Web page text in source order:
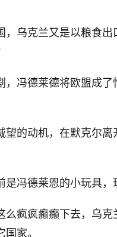
，乌克兰又是以粮食
冯德莱德将欧盟成
望的动机，在默克尔
冯德莱恩的小玩具，
疯疯癫癫下去，乌克
家。